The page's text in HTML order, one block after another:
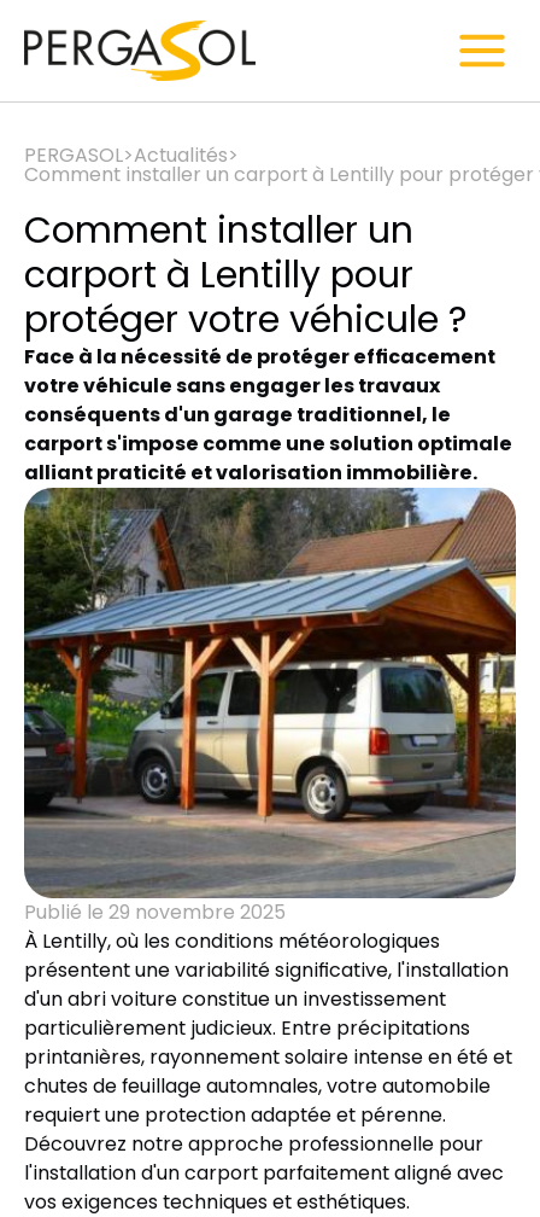
PERGASOL>Actualités>
Comment installer un carport à Lentilly pour protéger
Comment installer un
carport à Lentilly pour
protéger votre véhicule ?
Face à la nécessité de protéger efficacement
votre véhicule sans engager les travaux
conséquents d'un garage traditionnel, le
carport s'impose comme une solution optimale
alliant praticité et valorisation immobilière.
Publié le 29 novembre 2025
À Lentilly, où les conditions météorologiques
présentent une variabilité significative, l'installation
d'un abri voiture constitue un investissement
particulièrement judicieux. Entre précipitations
printanières, rayonnement solaire intense en été et
chutes de feuillage automnales, votre automobile
requiert une protection adaptée et pérenne.
Découvrez notre approche professionnelle pour
l'installation d'un carport parfaitement aligné avec
vos exigences techniques et esthétiques.